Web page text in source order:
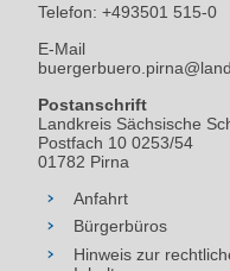
Telefon: +493501 515-0
E-Mail
Postanschrift
Landkreis Sächsische
Postfach 10 0253/54
01782 Pirna
Anfahrt
Bürgerbüros
Hinweis zur